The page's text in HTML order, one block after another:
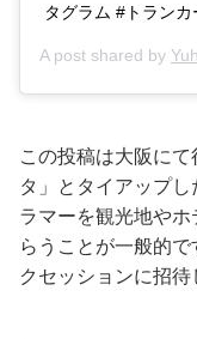
タグラム #トランカ
A post shared by
この投稿は大阪に
タ」とタイアップ
ラマーを観光地や
らうことが一般的
クセッションに招待